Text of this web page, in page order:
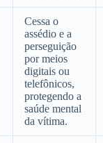
Cessa o
assédio e a
perseguição
por meios
digitais ou
telefônicos,
protegendo a
saúde mental
da vítima.